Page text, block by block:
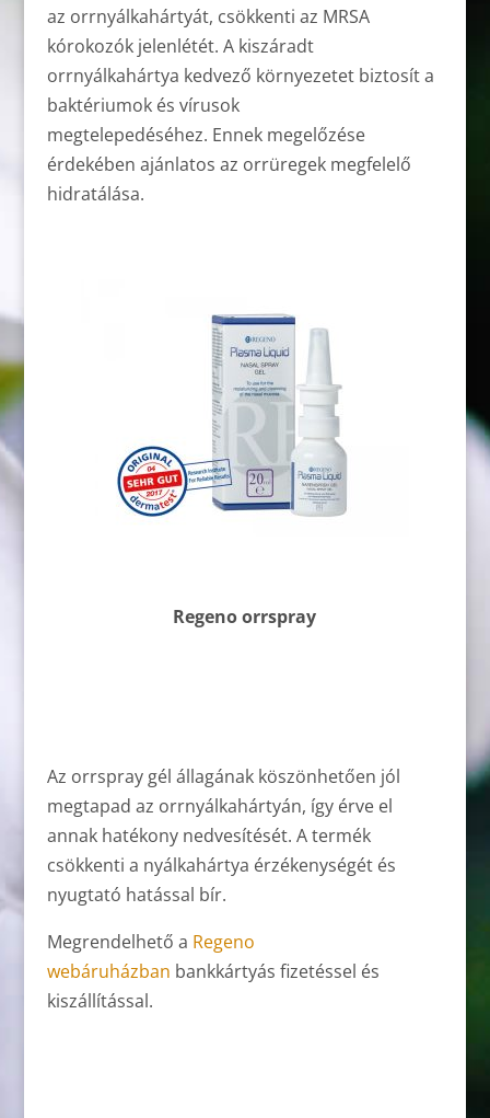
az orrnyálkahártyát, csökkenti az MRSA
kórokozók jelenlétét. A kiszáradt
orrnyálkahártya kedvező környezetet biztosít a
baktériumok és vírusok
megtelepedéséhez. Ennek megelőzése
érdekében ajánlatos az orrüregek megfelelő
hidratálása.
Regeno orrspray
Az orrspray gél állagának köszönhetően jól
megtapad az orrnyálkahártyán, így érve el
annak hatékony nedvesítését. A termék
csökkenti a nyálkahártya érzékenységét és
nyugtató hatással bír.
Megrendelhető a Regeno
webáruházban bankkártyás fizetéssel és
kiszállítással.